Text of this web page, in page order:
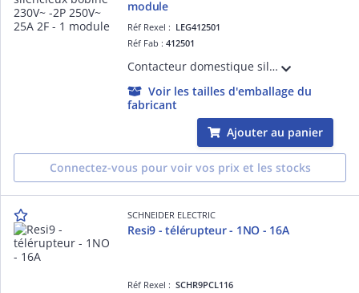
module
Réf Rexel : LEG412501
Réf Fab :412501
Contacteur domestique silencieux pour tarif heures creuses CX³ avec commande manuelle, à marche forcée avec retour automatique et bobine 230V~ - 2P 250V~ 25A et contact 2F - 1 module, accepte le peigne d'alimentation - conforme NF EN 61095
Voir les tailles d'emballage du
fabricant
Ajouter au panier
Connectez-vous pour voir vos prix et les stocks
SCHNEIDER ELECTRIC
Resi9 - télérupteur - 1NO - 16A
Réf Rexel :SCHR9PCL116